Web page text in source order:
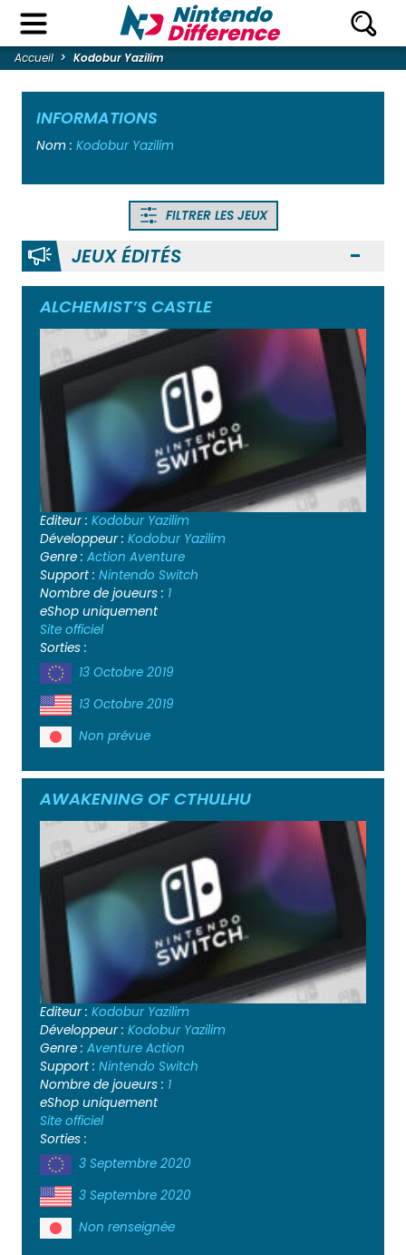
Accueil Kodobur Yazilim
INFORMATIONS
Nom : Kodobur Yazilim
FILTRER LES JEUX
JEUX ÉDITÉS
ALCHEMIST’S CASTLE
Editeur : Kodobur Yazilim
Développeur : Kodobur Yazilim
Genre : Action Aventure
Support : Nintendo Switch
Nombre de joueurs : 1
eShop uniquement
Site officiel
Sorties :
13 Octobre 2019
13 Octobre 2019
Non prévue
AWAKENING OF CTHULHU
Editeur : Kodobur Yazilim
Développeur : Kodobur Yazilim
Genre : Aventure Action
Support : Nintendo Switch
Nombre de joueurs : 1
eShop uniquement
Site officiel
Sorties :
3 Septembre 2020
3 Septembre 2020
Non renseignée